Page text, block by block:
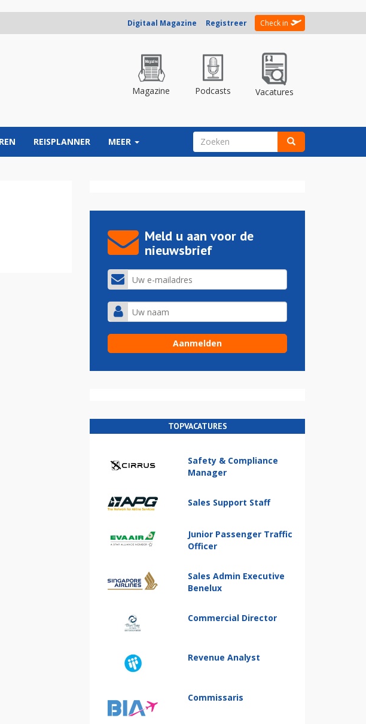
Digitaal Magazine Registreer Check in
Magazine Podcasts Vacatures
REISPLANNER MEER ZOEKVELD
Meld u aan voor de
nieuwsbrief
TOPVACATURES
Safety & Compliance
Manager
Sales Support Staff
Junior Passenger Traffic
Officer
Sales Admin Executive
Benelux
Commercial Director
Revenue Analyst
Commissaris